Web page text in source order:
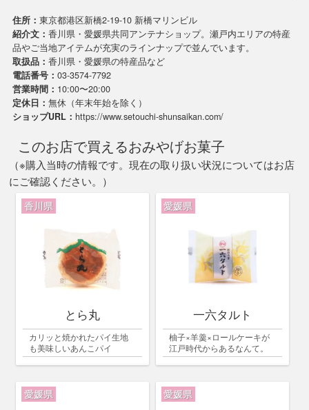
住所： 東京都港区新橋2-19-10 新橋マリンビル
紹介文： 香川県・愛媛県共同アンテナショップ。瀬戸内エリアの特産
品やご当地アイテムが充実のラインナップで並んでいます。
取扱品： 香川県・愛媛県の特産品など
電話番号： 03-3574-7792
営業時間： 10:00〜20:00
定休日： 無休（年末年始を除く）
ショップURL： https://www.setouchi-shunsaikan.com/
このお店で買えるおみやげお菓子
（※購入当時の情報です。現在の取り扱い状況についてはお店
にご確認ください。）
香川県
とら丸
カリッと焼かれたパイ生地
も美味しいあんこパイ
愛媛県
一六タルト
柚子×羊羹×ロールケーキが
江戸時代からあるなんて。
愛媛県 愛媛県